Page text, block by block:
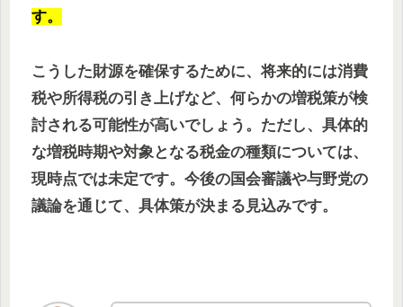
す。
こうした財源を確保するために、将来的には消費
税や所得税の引き上げなど、何らかの増税策が検
討される可能性が高いでしょう。ただし、具体的
な増税時期や対象となる税金の種類については、
現時点では未定です。今後の国会審議や与野党の
議論を通じて、具体策が決まる見込みです。